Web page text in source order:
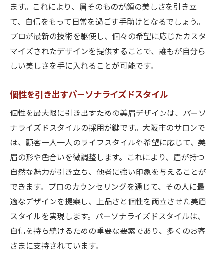
玉造での人気サロン特集
心斎橋でのおすすめサロン
理想のサロン選びのポイント
口コミで選ぶサロンランキング
サロンでの体験談とレビュー
大阪市の美眉サロンで新たな自分を発見
サロン訪問で得られる自信
美眉がもたらす自己変革
サロンでの施術後の変化
新しい自分を発見するプロセス
大阪市での美眉体験がもたらすもの
美眉サロンで感じる喜び
美眉スタイルが引き出す大阪市での魅力
大阪市で映える美眉スタイル
ます。これにより、眉そのものが顔の美しさを引き立
て、自信をもって日常を過ごす手助けとなるでしょう。
プロが最新の技術を駆使し、個々の希望に応じたカスタ
マイズされたデザインを提供することで、誰もが自分ら
しい美しさを手に入れることが可能です。
個性を引き出すパーソナライズドスタイル
個性を最大限に引き出すための美眉デザインは、パーソ
ナライズドスタイルの採用が鍵です。大阪市のサロンで
は、顧客一人一人のライフスタイルや希望に応じて、美
眉の形や色合いを微調整します。これにより、眉が持つ
自然な魅力が引き立ち、他者に強い印象を与えることが
できます。プロのカウンセリングを通じて、その人に最
適なデザインを提案し、上品さと個性を両立させた美眉
スタイルを実現します。パーソナライズドスタイルは、
自信を持ち続けるための重要な要素であり、多くのお客
さまに支持されています。